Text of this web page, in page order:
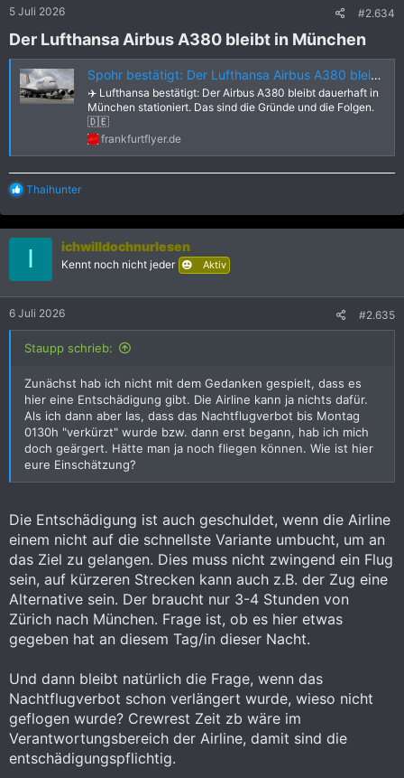
n
5 Juli 2026 #2.634
Der Lufthansa Airbus A380 bleibt in München​
Spohr bestätigt: Der Lufthansa Airbus A380 bleibt in München - Frankfurtflyer.de
✈️ Lufthansa bestätigt: Der Airbus A380 bleibt dauerhaft in
München stationiert. Das sind die Gründe und die Folgen.
🇩🇪
frankfurtflyer.de
R
a
k
n
:
Thaihunter
I ichwilldochnurlesen
Kennt noch nicht jeder Aktiv
6 Juli 2026 #2.635
Staupp schrieb:
Zunächst hab ich nicht mit dem Gedanken gespielt, dass es
hier eine Entschädigung gibt. Die Airline kann ja nichts dafür.
Als ich dann aber las, dass das Nachtflugverbot bis Montag
0130h "verkürzt" wurde bzw. dann erst begann, hab ich mich
doch geärgert. Hätte man ja noch fliegen können. Wie ist hier
eure Einschätzung?
Die Entschädigung ist auch geschuldet, wenn die Airline
einem nicht auf die schnellste Variante umbucht, um an
das Ziel zu gelangen. Dies muss nicht zwingend ein Flug
sein, auf kürzeren Strecken kann auch z.B. der Zug eine
Alternative sein. Der braucht nur 3-4 Stunden von
Zürich nach München. Frage ist, ob es hier etwas
gegeben hat an diesem Tag/in dieser Nacht.
Und dann bleibt natürlich die Frage, wenn das
Nachtflugverbot schon verlängert wurde, wieso nicht
geflogen wurde? Crewrest Zeit zb wäre im
Verantwortungsbereich der Airline, damit sind die
entschädigungspflichtig.